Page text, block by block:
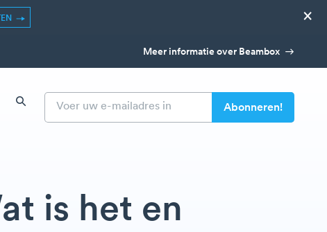
×
Meer informatie over Beambox
is het en